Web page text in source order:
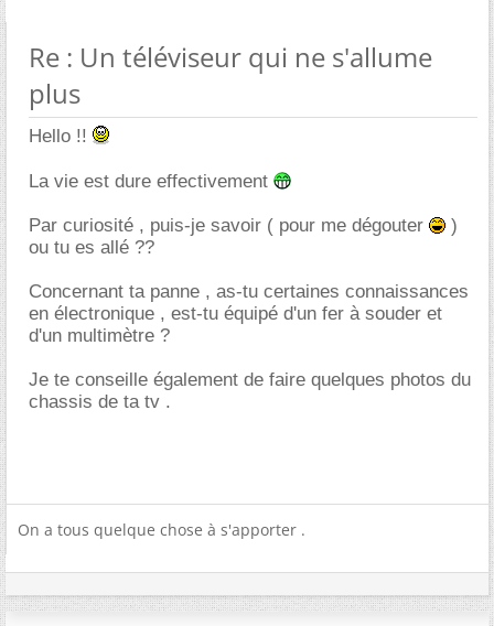
Re : Un téléviseur qui ne s'allume
plus
Hello !!
La vie est dure effectivement
Par curiosité , puis-je savoir ( pour me dégouter
)
ou tu es allé ??
Concernant ta panne , as-tu certaines connaissances
en électronique , est-tu équipé d'un fer à souder et
d'un multimètre ?
Je te conseille également de faire quelques photos du
chassis de ta tv .
On a tous quelque chose à s'apporter .